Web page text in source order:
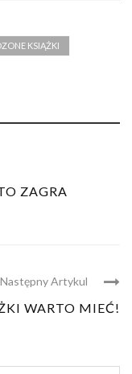
KSIĄŻKI
ZAGRA
Następny Artykul
WARTO MIEĆ!